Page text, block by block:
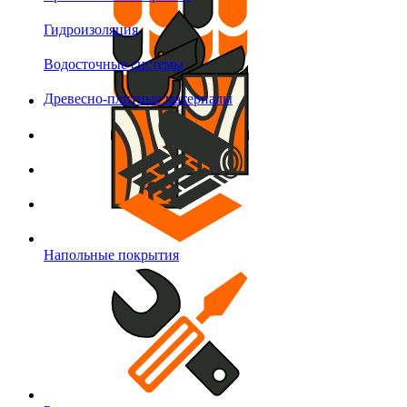
Гидроизоляция
Водосточные системы
Древесно-плитные материалы
Напольные покрытия